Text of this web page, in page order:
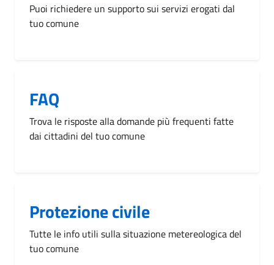
Puoi richiedere un supporto sui servizi erogati dal
tuo comune
FAQ
Trova le risposte alla domande più frequenti fatte
dai cittadini del tuo comune
Protezione civile
Tutte le info utili sulla situazione metereologica del
tuo comune